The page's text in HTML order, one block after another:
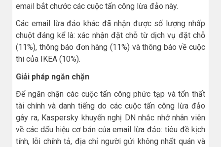
email bắt chước các cuộc tấn công lừa đảo này.
Các email lừa đảo khác đã nhận được số lượng nhấp
chuột đáng kể là: xác nhận đặt chỗ từ dịch vụ đặt chỗ
(11%), thông báo đơn hàng (11%) và thông báo về cuộc
thi của IKEA (10%).
Giải pháp ngăn chặn
Để ngăn chặn các cuộc tấn công phức tạp và tổn thất
tài chính và danh tiếng do các cuộc tấn công lừa đảo
gây ra, Kaspersky khuyến nghị DN nhắc nhở nhân viên
về các dấu hiệu cơ bản của email lừa đảo: tiêu đề kịch
tính, lỗi chính tả, địa chỉ người gửi không nhất quán và